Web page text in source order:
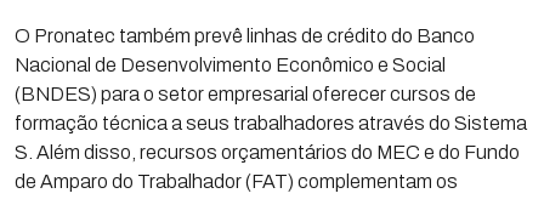
O Pronatec também prevê linhas de crédito do Banco
Nacional de Desenvolvimento Econômico e Social
(BNDES) para o setor empresarial oferecer cursos de
formação técnica a seus trabalhadores através do Sistema
S. Além disso, recursos orçamentários do MEC e do Fundo
de Amparo do Trabalhador (FAT) complementam os